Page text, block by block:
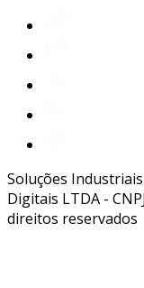
Soluções
Digitais LTDA -
direitos reservados